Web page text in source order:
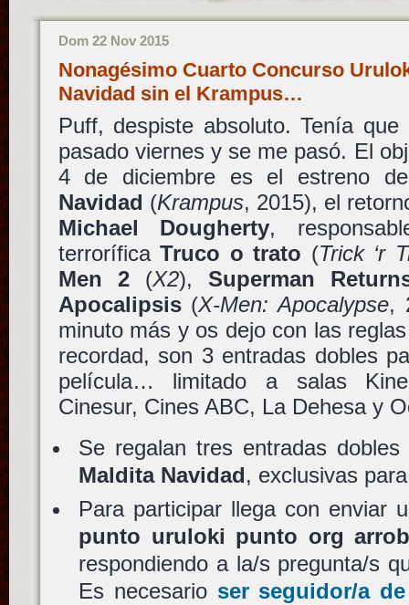
Dom 22 Nov 2015
Nonagésimo Cuarto Concurso
Navidad sin el Krampus…
Puff, despiste absoluto. Tenía
pasado viernes y se me pasó. El
4 de diciembre es el estreno
Navidad (Krampus, 2015), el
Michael Dougherty,
terroríficaTruco o trato (Trick ‘r
Men 2(X2), Superman
Apocalipsis(X-Men: Apocalypse,
minuto más y os dejo con las
recordad, son 3 entradas dobles
película… limitado a salas
Cinesur, Cines ABC, La Dehesa y
Se regalan tres entradas
Maldita Navidad, exclusivas
Para participar llega con enviar
punto uruloki punto org
respondiendo a la/s pregunta/s
Es necesario ser seguidor/a